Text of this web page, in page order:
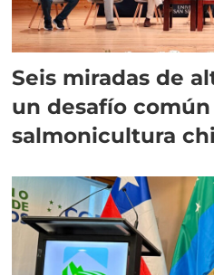
Seis miradas de
un desafío común
salmonicultura